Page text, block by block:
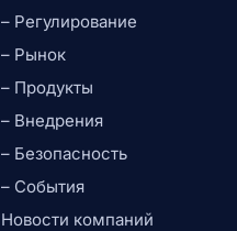
– Регулирование
– Рынок
– Продукты
– Внедрения
– Безопасность
– События
Новости компаний